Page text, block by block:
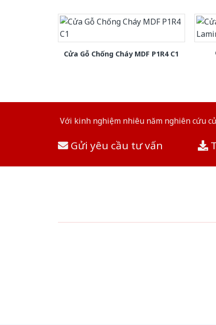
Cửa Gỗ Chống Cháy MDF P1R4 C1
Với kinh nghiệm nhiêu năm nghiên cứu
Gửi yêu cầu tư vấn